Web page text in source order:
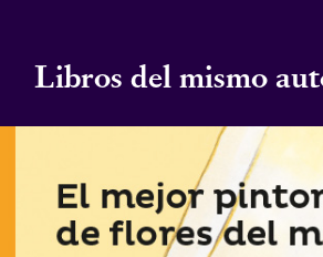
Libros del mismo